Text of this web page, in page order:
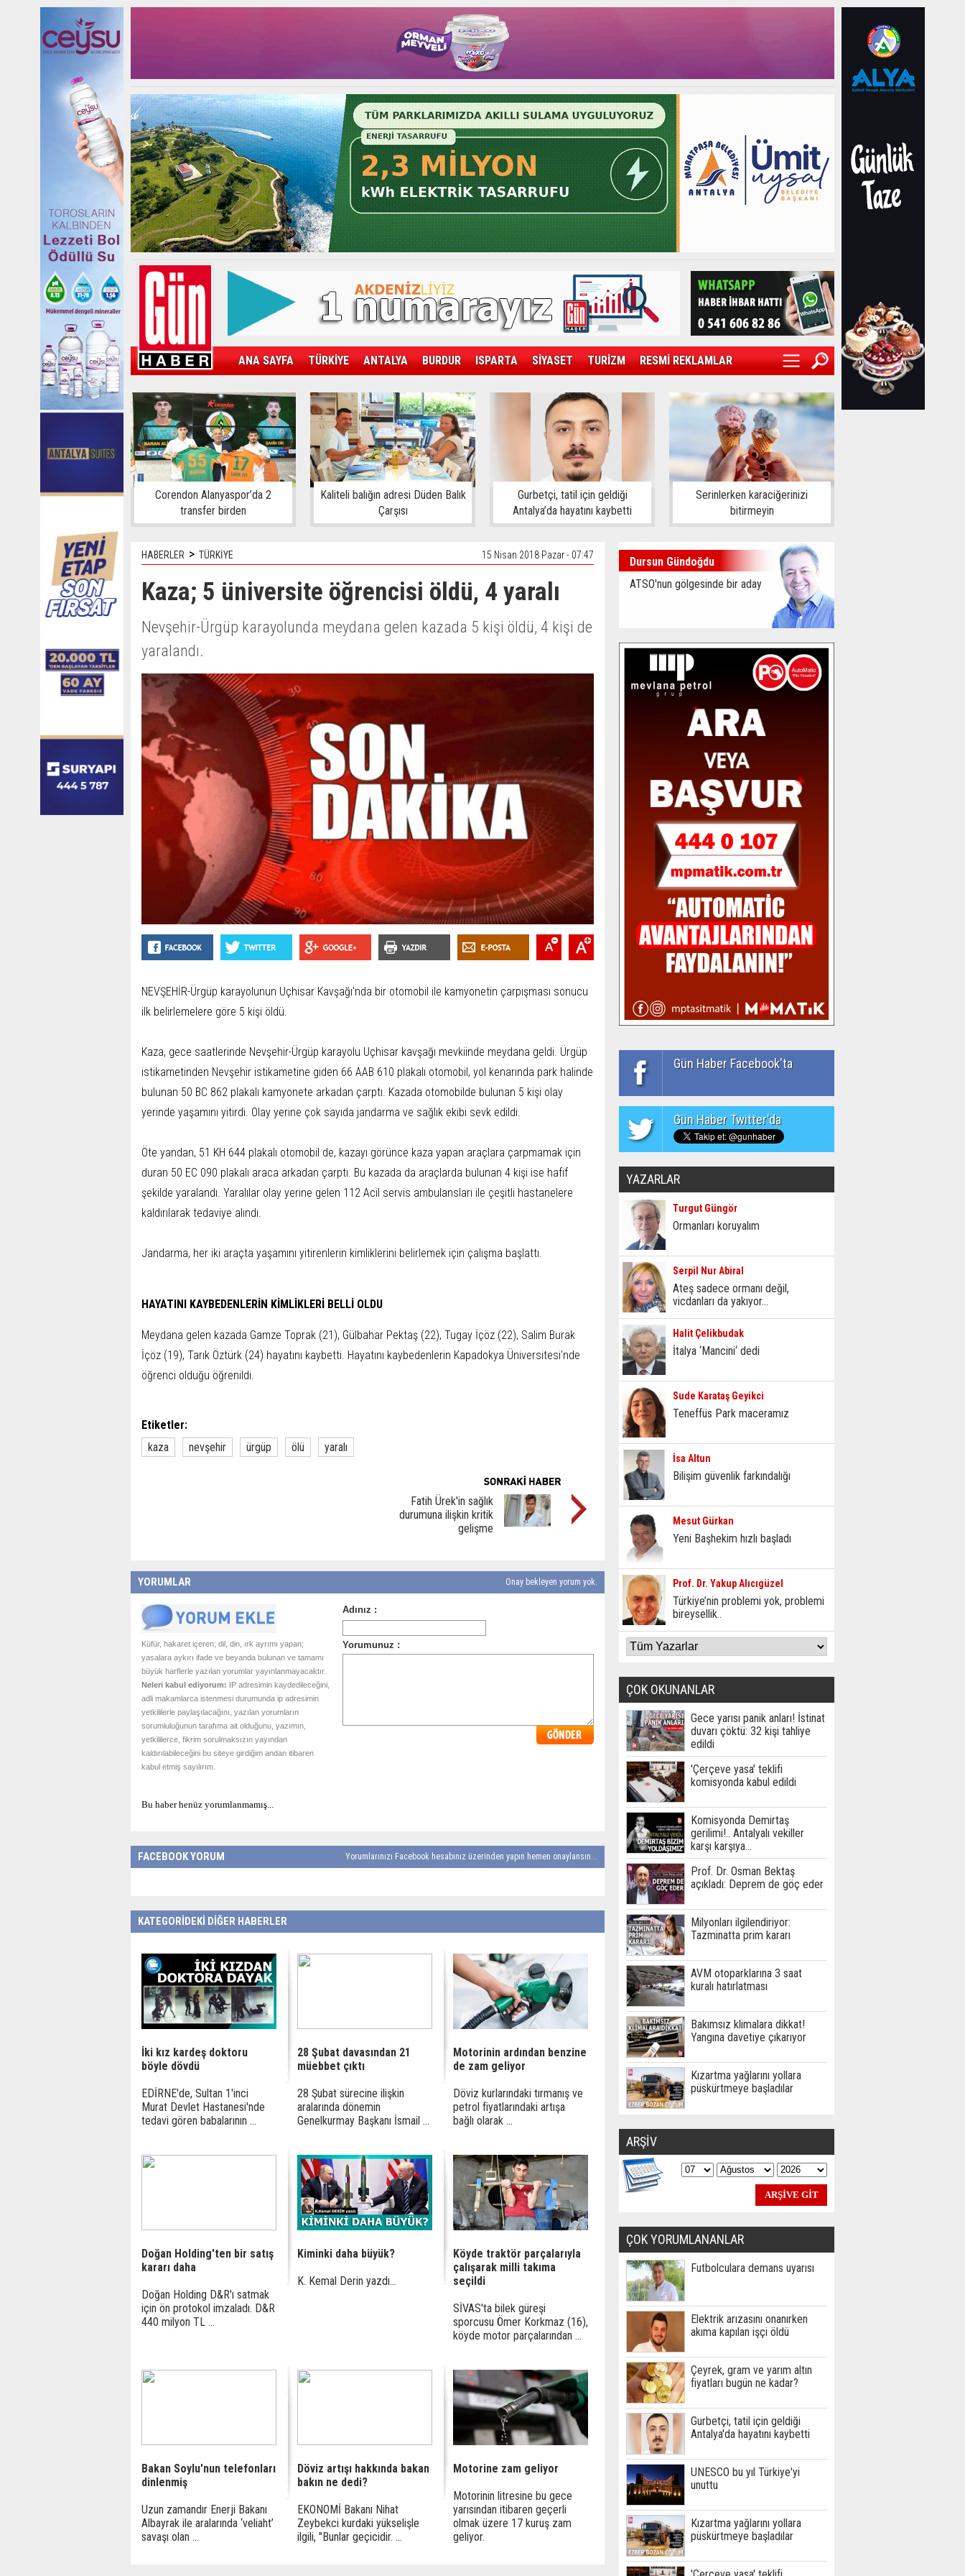
ANA SAYFA TÜRKİYE ANTALYA BURDUR ISPARTA SİYASET TURİZM RESMİ REKLAMLAR
KAMPÜS SPOR GÜN'ÜN ÜRÜNÜ SAĞLIK EKONOMİ DÜNYA
Corendon Alanyaspor’da 2
transfer birden
Kaliteli balığın adresi Düden Balık
Çarşısı
Gurbetçi, tatil için geldiği
Antalya’da hayatını kaybetti
Serinlerken karaciğerinizi
bitirmeyin
HABERLER > TÜRKİYE 15 Nisan 2018 Pazar - 07:47
Kaza; 5 üniversite öğrencisi öldü, 4 yaralı
Nevşehir-Ürgüp karayolunda meydana gelen kazada 5 kişi öldü, 4 kişi de
yaralandı.
NEVŞEHİR-Ürgüp karayolunun Uçhisar Kavşağı'nda bir otomobil ile kamyonetin çarpışması sonucu
ilk belirlemelere göre 5 kişi öldü.
Kaza, gece saatlerinde Nevşehir-Ürgüp karayolu Uçhisar kavşağı mevkiinde meydana geldi. Ürgüp
istikametinden Nevşehir istikametine giden 66 AAB 610 plakalı otomobil, yol kenarında park halinde
bulunan 50 BC 862 plakalı kamyonete arkadan çarptı. Kazada otomobilde bulunan 5 kişi olay
yerinde yaşamını yitirdi. Olay yerine çok sayıda jandarma ve sağlık ekibi sevk edildi.
Öte yandan, 51 KH 644 plakalı otomobil de, kazayı görünce kaza yapan araçlara çarpmamak için
duran 50 EC 090 plakalı araca arkadan çarptı. Bu kazada da araçlarda bulunan 4 kişi ise hafif
şekilde yaralandı. Yaralılar olay yerine gelen 112 Acil servis ambulansları ile çeşitli hastanelere
kaldırılarak tedaviye alındı.
Jandarma, her iki araçta yaşamını yitirenlerin kimliklerini belirlemek için çalışma başlattı.
HAYATINI KAYBEDENLERİN KİMLİKLERİ BELLİ OLDU
Meydana gelen kazada Gamze Toprak (21), Gülbahar Pektaş (22), Tugay İçöz (22), Salim Burak
İçöz (19), Tarık Öztürk (24) hayatını kaybetti. Hayatını kaybedenlerin Kapadokya Üniversitesi'nde
öğrenci olduğu öğrenildi.
Etiketler:
kaza
nevşehir ürgüp ölü yaralı
Fatih Ürek'in sağlık
durumuna ilişkin kritik
gelişme
YORUMLAR Onay bekleyen yorum yok.
Küfür, hakaret içeren; dil, din, ırk ayrımı yapan;
yasalara aykırı ifade ve beyanda bulunan ve tamamı
büyük harflerle yazılan yorumlar yayınlanmayacaktır.
Neleri kabul ediyorum: IP adresimin kaydedileceğini,
adli makamlarca istenmesi durumunda ip adresimin
yetkililerle paylaşılacağını, yazılan yorumların
sorumluluğunun tarafıma ait olduğunu, yazımın,
yetkililerce, fikrim sorulmaksızın yayından
kaldırılabileceğini bu siteye girdiğim andan itibaren
kabul etmiş sayılırım.
Bu haber henüz yorumlanmamış...
FACEBOOK YORUM Yorumlarınızı Facebook hesabınız üzerinden yapın hemen onaylansın...
KATEGORİDEKİ DİĞER HABERLER
İki kız kardeş doktoru
böyle dövdü
EDİRNE'de, Sultan 1'inci
Murat Devlet Hastanesi'nde
tedavi gören babalarının ...
28 Şubat davasından 21
müebbet çıktı
28 Şubat sürecine ilişkin
aralarında dönemin
Genelkurmay Başkanı İsmail ...
Motorinin ardından benzine
de zam geliyor
Döviz kurlarındaki tırmanış ve
petrol fiyatlarındaki artışa
bağlı olarak ...
Doğan Holding'ten bir satış
kararı daha
Doğan Holding D&R'ı satmak
için ön protokol imzaladı. D&R
440 milyon TL ...
Kiminki daha büyük?
K. Kemal Derin yazdı...
Köyde traktör parçalarıyla
çalışarak milli takıma
seçildi
SİVAS'ta bilek güreşi
sporcusu Ömer Korkmaz (16),
köyde motor parçalarından ...
Bakan Soylu'nun telefonları
dinlenmiş
Uzun zamandır Enerji Bakanı
Albayrak ile aralarında ‘veliaht’
savaşı olan ...
Döviz artışı hakkında bakan
bakın ne dedi?
EKONOMİ Bakanı Nihat
Zeybekci kurdaki yükselişle
ilgili, "Bunlar geçicidir. ...
Motorine zam geliyor
Motorinin litresine bu gece
yarısından itibaren geçerli
olmak üzere 17 kuruş zam
geliyor.
Dursun Gündoğdu
ATSO'nun gölgesinde bir aday
Gün Haber Facebook'ta
Gün Haber Twitter'da
YAZARLAR
Turgut Güngör
Ormanları koruyalım
Serpil Nur Abiral
Ateş sadece ormanı değil,
vicdanları da yakıyor...
Halit Çelikbudak
İtalya ‘Mancini‘ dedi
Sude Karataş Geyikci
Teneffüs Park maceramız
İsa Altun
Bilişim güvenlik farkındalığı
Mesut Gürkan
Yeni Başhekim hızlı başladı
Prof. Dr. Yakup Alıcıgüzel
Türkiye’nin problemi yok, problemi
bireysellik..
ÇOK OKUNANLAR
Gece yarısı panik anları! İstinat
duvarı çöktü: 32 kişi tahliye
edildi
'Çerçeve yasa' teklifi
komisyonda kabul edildi
Komisyonda Demirtaş
gerilimi!.. Antalyalı vekiller
karşı karşıya…
Prof. Dr. Osman Bektaş
açıkladı: Deprem de göç eder
Milyonları ilgilendiriyor:
Tazminatta prim kararı
AVM otoparklarına 3 saat
kuralı hatırlatması
Bakımsız klimalara dikkat!
Yangına davetiye çıkarıyor
Kızartma yağlarını yollara
püskürtmeye başladılar
ARŞİV
ÇOK YORUMLANANLAR
Futbolculara demans uyarısı
Elektrik arızasını onanırken
akıma kapılan işçi öldü
Çeyrek, gram ve yarım altın
fiyatları bugün ne kadar?
Gurbetçi, tatil için geldiği
Antalya'da hayatını kaybetti
UNESCO bu yıl Türkiye'yi
unuttu
Kızartma yağlarını yollara
püskürtmeye başladılar